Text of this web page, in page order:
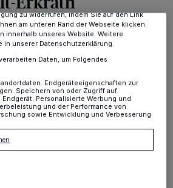
des Landesbetriebes
vom 2. bis 12. April umfangreiche
der Fahrbahndecke auf der
(L 357) in Alt-Erkrath statt. Um die
zu können ist eine Vollsperrung
zwischen Eulental und
erforderlich.
aufrufen, um Ihre Einstellungen zu
zu widerrufen, indem Sie auf den Link
am unteren Rand der Webseite klicken.
innerhalb unseres Website. Weitere
in unserer Datenschutzerklärung.
Daten, um Folgendes
Endgeräteeigenschaften zur
Speichern von oder Zugriff auf
Endgerät. Personalisierte Werbung und
und der Performance von
sowie Entwicklung und Verbesserung